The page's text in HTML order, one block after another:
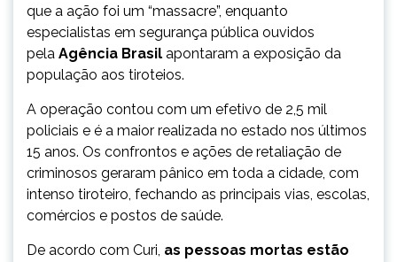
que a ação foi um “massacre”, enquanto
especialistas em segurança pública ouvidos
pela Agência Brasil apontaram a exposição da
população aos tiroteios.
A operação contou com um efetivo de 2,5 mil
policiais e é a maior realizada no estado nos últimos
15 anos. Os confrontos e ações de retaliação de
criminosos geraram pânico em toda a cidade, com
intenso tiroteiro, fechando as principais vias, escolas,
comércios e postos de saúde.
De acordo com Curi, as pessoas mortas estão